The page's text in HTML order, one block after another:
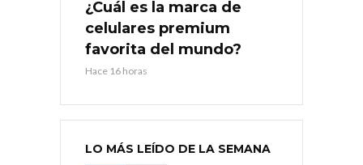
¿Cuál es la marca de
celulares premium
favorita del mundo?
Hace 16 horas
LO MÁS LEÍDO DE LA SEMANA